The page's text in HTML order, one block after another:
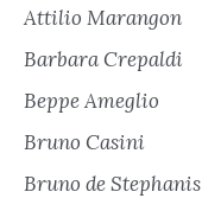
Attilio Marangon
Barbara Crepaldi
Beppe Ameglio
Bruno Casini
Bruno de Stephanis